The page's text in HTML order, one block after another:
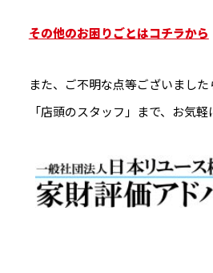
その他のお困りごとはコチラから
また、ご不明な点等ございまし
「店頭のスタッフ」まで、お気軽